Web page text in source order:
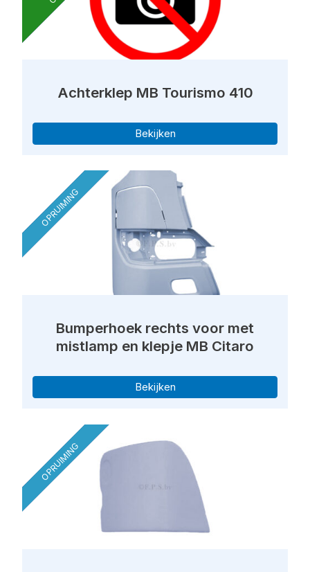
Achterklep MB Tourismo 410
Bekijken
OPRUIMING
Bumperhoek rechts voor met
mistlamp en klepje MB Citaro
Bekijken
OPRUIMING